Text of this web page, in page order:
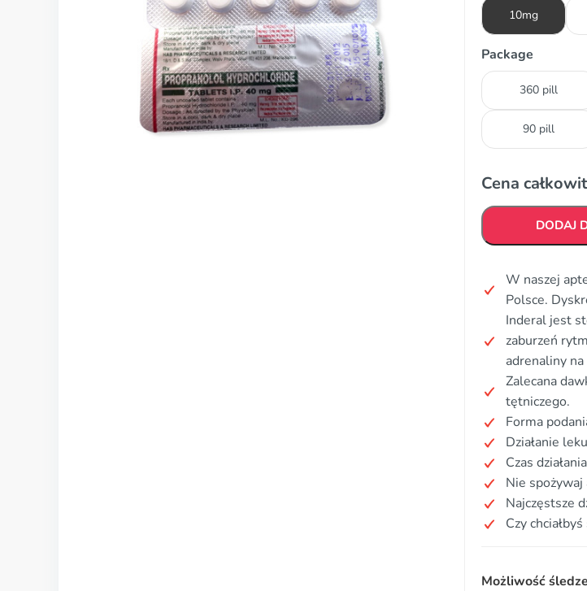
10mg
Package
360 pill
90 pill
Cena
DODAJ
W naszej
Polsce.
Inderal jest
zaburzeń
adrenaliny
Zalecana
tętniczego.
Forma
Działanie
Czas
Nie
Najczęstsze
Czy
Możliwość